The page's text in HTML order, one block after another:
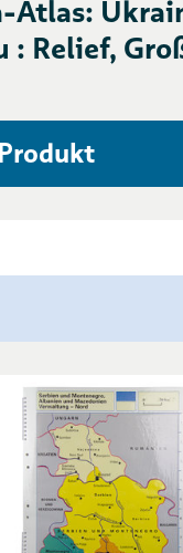
Atlas:
: Relief,